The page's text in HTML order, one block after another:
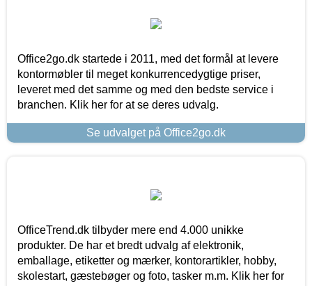
Office2go.dk startede i 2011, med det formål at levere
kontormøbler til meget konkurrencedygtige priser,
leveret med det samme og med den bedste service i
branchen. Klik her for at se deres udvalg.
Se udvalget på Office2go.dk
OfficeTrend.dk tilbyder mere end 4.000 unikke
produkter. De har et bredt udvalg af elektronik,
emballage, etiketter og mærker, kontorartikler, hobby,
skolestart, gæstebøger og foto, tasker m.m. Klik her for